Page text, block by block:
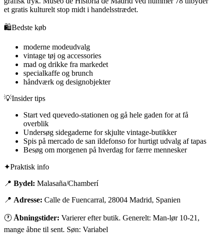
et gratis kulturelt stop midt i handelsstrædet.
🛍️Bedste køb
moderne modeudvalg
vintage tøj og accessories
mad og drikke fra markedet
specialkaffe og brunch
håndværk og designobjekter
💡Insider tips
Start ved quevedo-stationen og gå hele gaden for at få
overblik
Undersøg sidegaderne for skjulte vintage-butikker
Spis på mercado de san ildefonso for hurtigt udvalg af tapas
Besøg om morgenen på hverdag for færre mennesker
✦Praktisk info
📍 Bydel: Malasaña/Chamberí
📍 Adresse: Calle de Fuencarral, 28004 Madrid, Spanien
🕐 Åbningstider: Varierer efter butik. Generelt: Man-lør 10-21,
mange åbne til sent. Søn: Variabel